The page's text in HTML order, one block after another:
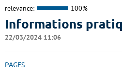
relevance: 100%
Informations
22/03/2024 11:06
PAGES